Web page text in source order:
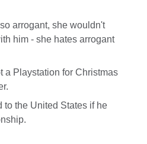
arrogant, she wouldn't
him - she hates arrogant
a Playstation for Christmas
to the United States if he